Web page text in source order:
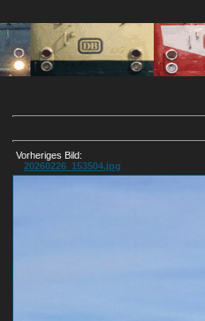
Vorheriges Bild:
20260226_153504.jpg